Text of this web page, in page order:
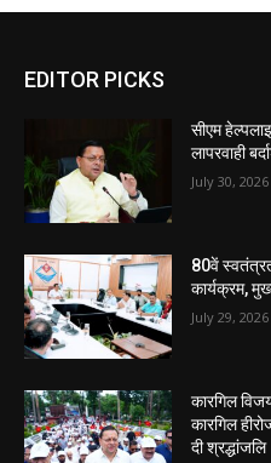
EDITOR PICKS
सीएम
लापरवाही
July 30, 2026
80वें
कार्यक्रम,
July 29, 2026
कारगिल
कारगिल
दी श्रद्धांजलि